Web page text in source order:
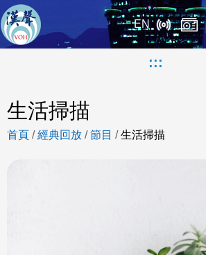
EN
:::
生活掃描
首頁 /經典回放 /節目 /生活掃描